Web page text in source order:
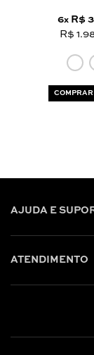
6x R$
R$
AJUDA E
ATENDIMENTO
Whatsapp: (31)